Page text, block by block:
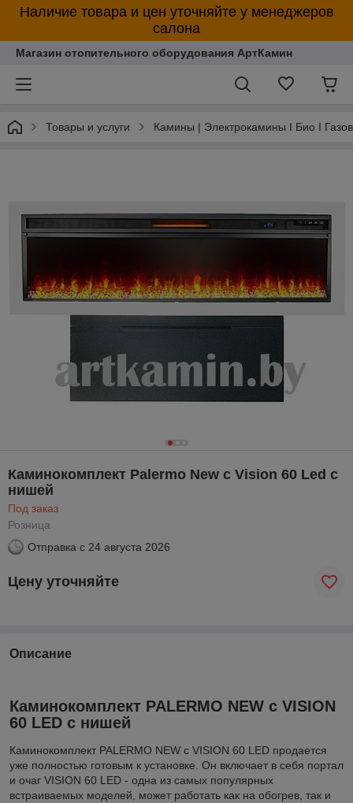
Наличие товара и цен уточняйте у менеджеров
салона
Магазин отопительного оборудования АртКамин
Товары и услуги Камины | Электрокамины I Био I
Каминокомплект Palermo New с Vision 60 Led с
нишей
Под заказ
Розница
Отправка с 24 августа 2026
Цену уточняйте
Описание
Каминокомплект PALERMO NEW с VISION
60 LED с нишей
Каминокомплект PALERMO NEW с VISION 60 LED продается
уже полностью готовым к установке. Он включает в себя портал
и очаг VISION 60 LED - одна из самых популярных
встраиваемых моделей, может работать как на обогрев, так и